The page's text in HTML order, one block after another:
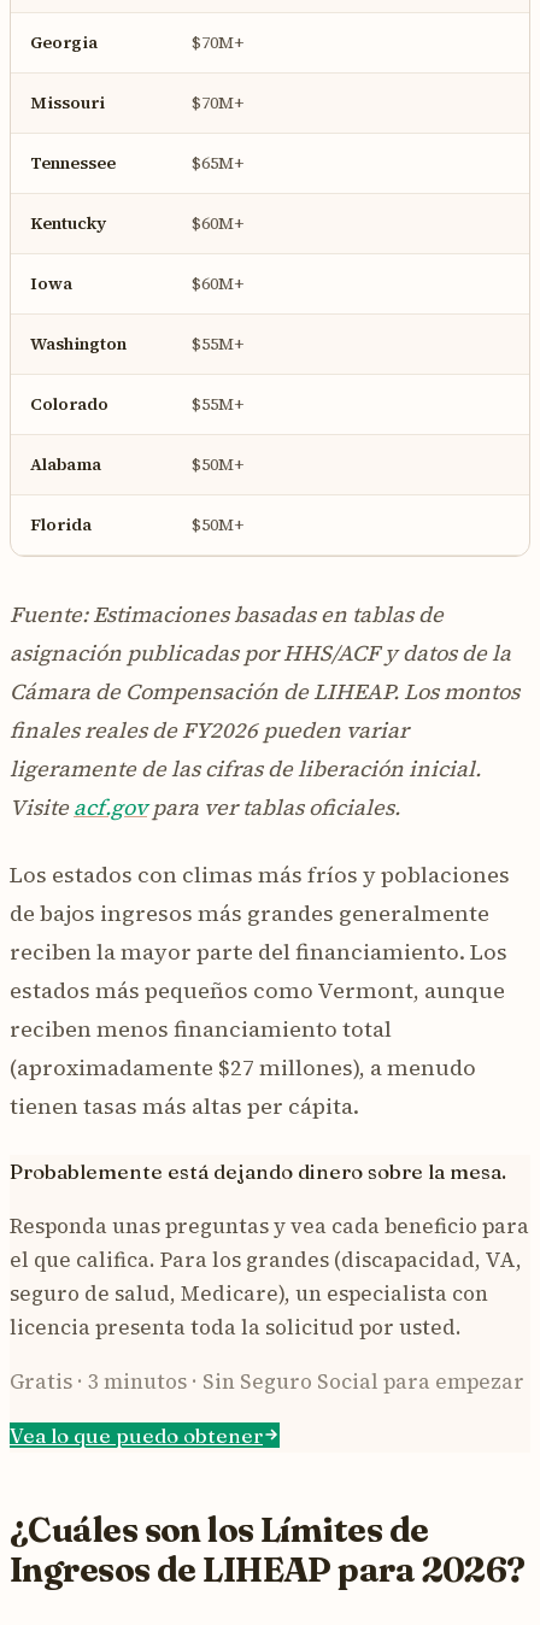
Georgia $70M+
Missouri $70M+
Tennessee $65M+
Kentucky $60M+
Iowa $60M+
Washington $55M+
Colorado $55M+
Alabama $50M+
Florida $50M+
Fuente: Estimaciones basadas en tablas de
asignación publicadas por HHS/ACF y datos de la
Cámara de Compensación de LIHEAP. Los montos
finales reales de FY2026 pueden variar
ligeramente de las cifras de liberación inicial.
Visiteacf.govpara ver tablas oficiales.
Los estados con climas más fríos y poblaciones
de bajos ingresos más grandes generalmente
reciben la mayor parte del financiamiento. Los
estados más pequeños como Vermont, aunque
reciben menos financiamiento total
(aproximadamente $27 millones), a menudo
tienen tasas más altas per cápita.
Probablemente está dejando dinero sobre la mesa.
Responda unas preguntas y vea cada beneficio para
el que califica. Para los grandes (discapacidad, VA,
seguro de salud, Medicare), un especialista con
licencia presenta toda la solicitud por usted.
Gratis · 3 minutos · Sin Seguro Social para empezar
Vea lo que puedo obtener
¿Cuáles son los Límites de
Ingresos de LIHEAP para 2026?